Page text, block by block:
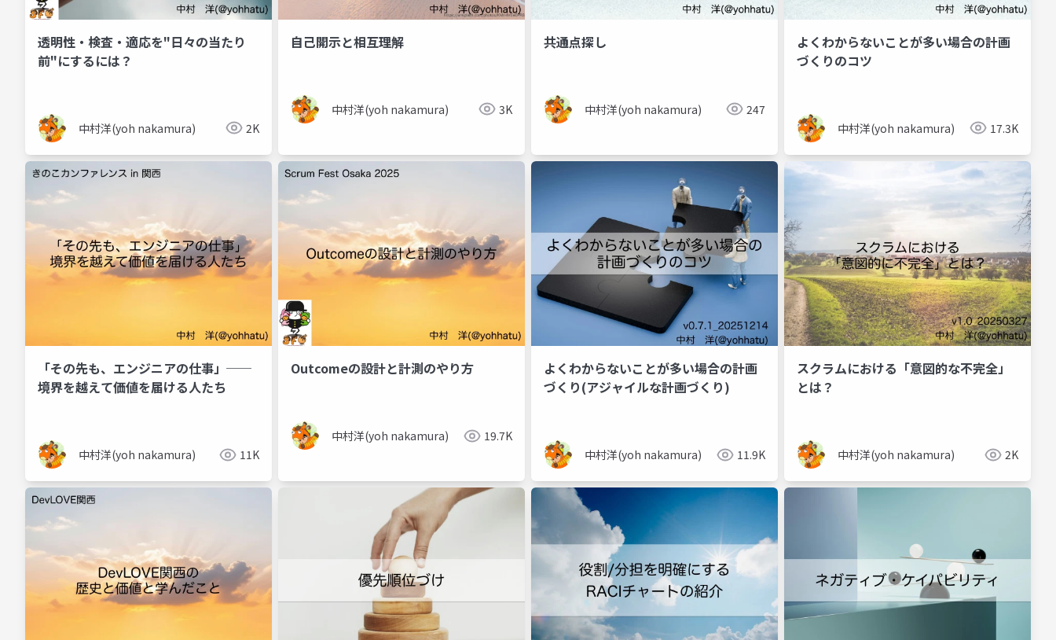
透明性・検査・適応を"日々の当たり
前"にするには？
中村洋(yoh nakamura) 2K
自己開示と相互理解
中村洋(yoh nakamura) 3K
共通点探し
中村洋(yoh nakamura) 247
よくわからないことが多い場合の計画
づくりのコツ
中村洋(yoh nakamura) 17.3K
「その先も、エンジニアの仕事」──
境界を越えて価値を届ける人たち
中村洋(yoh nakamura) 11K
Outcomeの設計と計測のやり方
中村洋(yoh nakamura) 19.7K
よくわからないことが多い場合の計画
づくり(アジャイルな計画づくり)
中村洋(yoh nakamura) 11.9K
スクラムにおける「意図的な不完全」
とは？
中村洋(yoh nakamura) 2K